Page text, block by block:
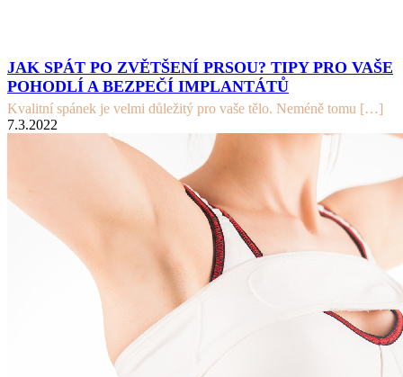
JAK SPÁT PO ZVĚTŠENÍ PRSOU? TIPY PRO VAŠE
POHODLÍ A BEZPEČÍ IMPLANTÁTŮ
Kvalitní spánek je velmi důležitý pro vaše tělo. Neméně tomu […]
7.3.2022